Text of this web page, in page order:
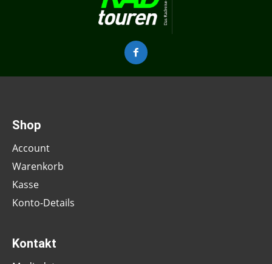
Shop
Account
Warenkorb
Kasse
Konto-Details
Kontakt